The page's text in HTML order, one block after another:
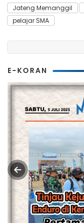
Jateng Memanggil
pelajar SMA
E-KORAN